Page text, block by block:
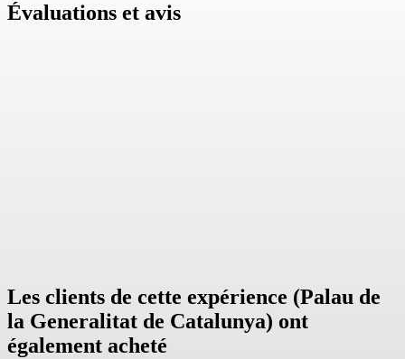
Évaluations et avis
Les clients de cette expérience (Palau de
la Generalitat de Catalunya) ont
également acheté